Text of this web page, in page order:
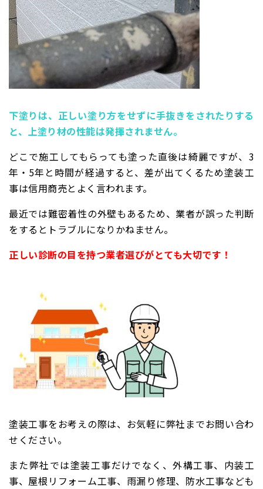
下塗りは、正しい塗り方をせずに手抜きをされたりする
と、上塗り材の性能は発揮されません。
どこで施工してもらっても塗った直後は綺麗ですが、3
年・5年と時間が経過すると、差が出てくるため塗装工
事は信用商売とよく言われます。
最近では難密着性の外壁もあるため、業者が誤った判断
をするとトラブルになりかねません。
正しい診断の目を持つ業者選びがとても大切です！
塗装工事をお考えの際は、お気軽に弊社までお問い合わ
せください。
また弊社では塗装工事だけでなく、外構工事、 内装工
事、屋根リフォーム工事、雨漏り修理、防水工事なども